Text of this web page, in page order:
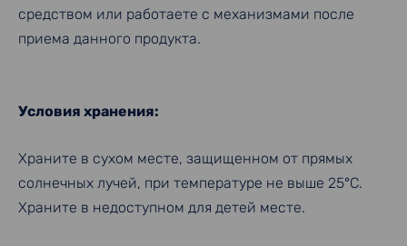
средством или работаете с механизмами после
приема данного продукта.
Условия хранения:
Храните в сухом месте, защищенном от прямых
солнечных лучей, при температуре не выше 25°C.
Храните в недоступном для детей месте.